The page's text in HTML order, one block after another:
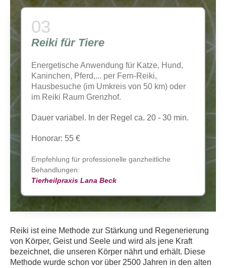
Reiki für Tiere
Energetische Anwendung für Katze, Hund,
Kaninchen, Pferd,... per Fern-Reiki,
Hausbesuche (im Umkreis von 50 km) oder
im Reiki Raum Grenzhof.
Dauer variabel. In der Regel ca. 20 - 30 min.
Honorar: 55 €
Empfehlung für professionelle ganzheitliche
Behandlungen:
Tierheilpraxis Lana Beck
Reiki ist eine Methode zur Stärkung und Regenerierung
von Körper, Geist und Seele und wird als jene Kraft
bezeichnet, die unseren Körper nährt und erhält. Diese
Methode wurde schon vor über 2500 Jahren in den alten